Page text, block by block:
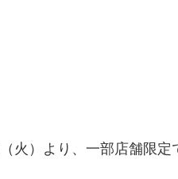
火）より、一部店舗限